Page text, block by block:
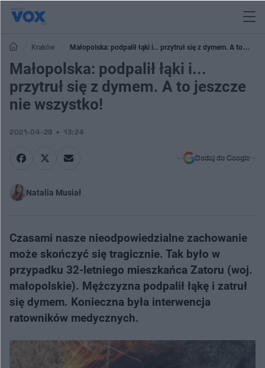
Kraków
Małopolska: podpalił łąki i... przytruł się z dymem. A to
jeszcze nie wszystko!
Małopolska: podpalił łąki i...
przytruł się z dymem. A to jeszcze
nie wszystko!
2021-04-29 13:24
Dodaj do Google
Natalia Musiał
Czasami nasze nieodpowiedzialne zachowanie
może skończyć się tragicznie. Tak było w
przypadku 32-letniego mieszkańca Zatoru (woj.
małopolskie). Mężczyzna podpalił łąkę i zatruł
się dymem. Konieczna była interwencja
ratowników medycznych.